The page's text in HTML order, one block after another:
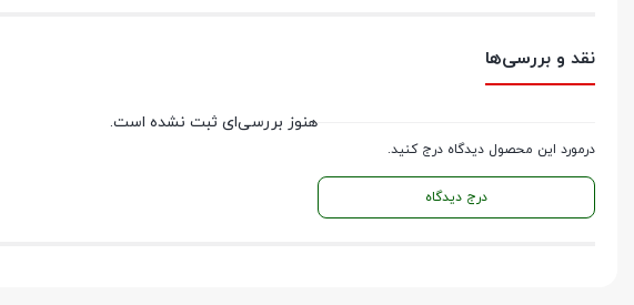
نقد و بررسی‌ها
درمورد این محصول دیدگاه درج کنید.
درج دیدگاه
هنوز بررسی‌ای ثبت نشده است.